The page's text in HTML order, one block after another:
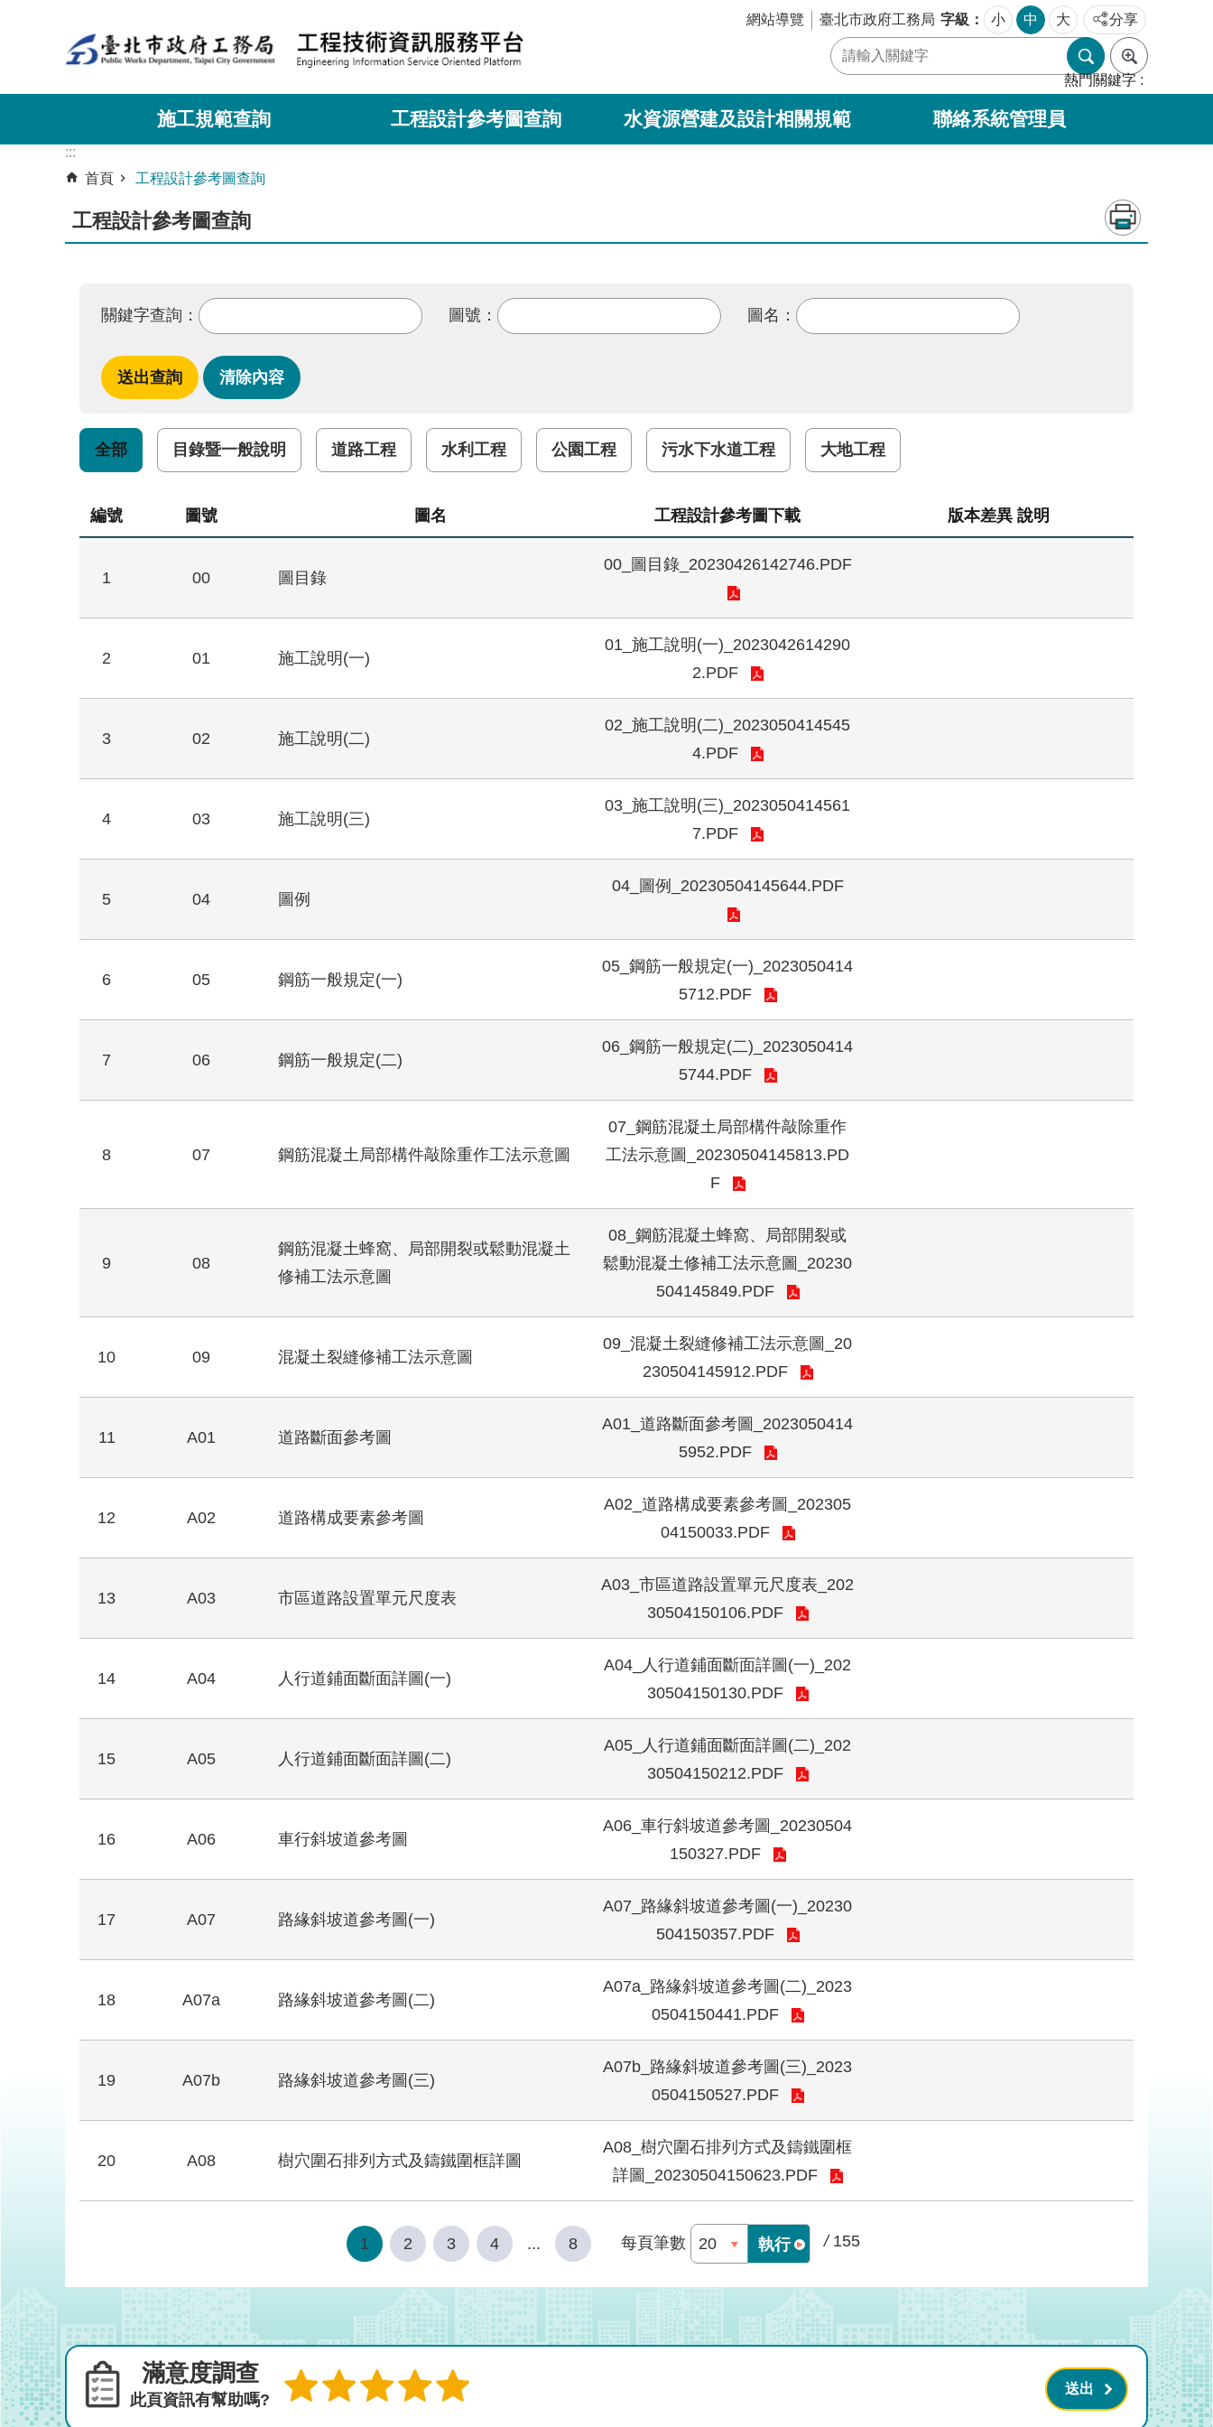
網站導覽 臺北市政府工務局 字級 小 中 大 分享
熱門關鍵字
施工規範查詢 工程設計參考圖查詢 水資源營建及設計相關規範 聯絡系統管理員
:::
首頁
工程設計參考圖查詢
工程設計參考圖查詢
關鍵字查詢： 圖號： 圖名：
全部 目錄暨一般說明 道路工程 水利工程 公園工程 污水下水道工程 大地工程
編號 圖號 圖名 工程設計參考圖下載 版本差異 說明
1 00 圖目錄
00_圖目錄_20230426142746.PDF
2 01 施工說明(一)
01_施工說明(一)_2023042614290
2.PDF
3 02 施工說明(二)
02_施工說明(二)_2023050414545
4.PDF
4 03 施工說明(三)
03_施工說明(三)_2023050414561
7.PDF
5 04 圖例
04_圖例_20230504145644.PDF
6 05 鋼筋一般規定(一)
05_鋼筋一般規定(一)_2023050414
5712.PDF
7 06 鋼筋一般規定(二)
06_鋼筋一般規定(二)_2023050414
5744.PDF
8 07 鋼筋混凝土局部構件敲除重作工法示意圖
07_鋼筋混凝土局部構件敲除重作
工法示意圖_20230504145813.PD
F
9 08
鋼筋混凝土蜂窩、局部開裂或鬆動混凝土
修補工法示意圖
08_鋼筋混凝土蜂窩、局部開裂或
鬆動混凝土修補工法示意圖_20230
504145849.PDF
10 09 混凝土裂縫修補工法示意圖
09_混凝土裂縫修補工法示意圖_20
230504145912.PDF
11 A01 道路斷面參考圖
A01_道路斷面參考圖_2023050414
5952.PDF
12 A02 道路構成要素參考圖
A02_道路構成要素參考圖_202305
04150033.PDF
13 A03 市區道路設置單元尺度表
A03_市區道路設置單元尺度表_202
30504150106.PDF
14 A04 人行道鋪面斷面詳圖(一)
A04_人行道鋪面斷面詳圖(一)_202
30504150130.PDF
15 A05 人行道鋪面斷面詳圖(二)
A05_人行道鋪面斷面詳圖(二)_202
30504150212.PDF
16 A06 車行斜坡道參考圖
A06_車行斜坡道參考圖_20230504
150327.PDF
17 A07 路緣斜坡道參考圖(一)
A07_路緣斜坡道參考圖(一)_20230
504150357.PDF
18 A07a 路緣斜坡道參考圖(二)
A07a_路緣斜坡道參考圖(二)_2023
0504150441.PDF
19 A07b 路緣斜坡道參考圖(三)
A07b_路緣斜坡道參考圖(三)_2023
0504150527.PDF
20 A08 樹穴圍石排列方式及鑄鐵圍框詳圖
A08_樹穴圍石排列方式及鑄鐵圍框
詳圖_20230504150623.PDF
1 2 3 4 ... 8 每頁筆數 執行 / 155
滿意度調查
此頁資訊有幫助嗎?